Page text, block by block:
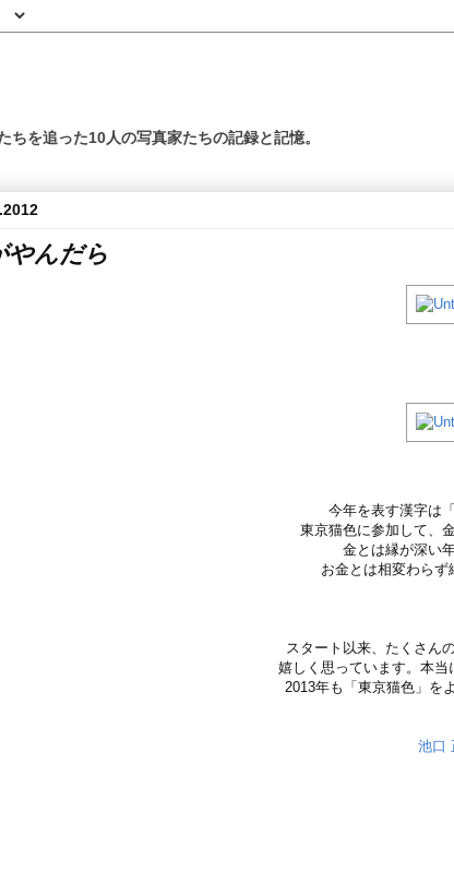
を追った10人の写真家たちの記録と記憶。
やんだら
今年を表す漢字は
東京猫色に参加して、
金とは縁が深い
お金とは相変わらず
スタート以来、たくさん
嬉しく思っています。本当
2013年も「東京猫色」を
池口